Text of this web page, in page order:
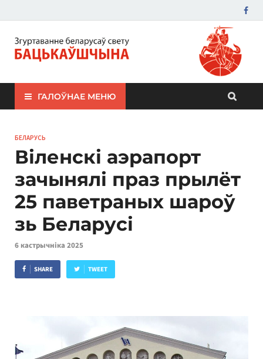
ЗБС "Бацькаўшчына"
ГАЛОЎНАЕ МЕНЮ
БЕЛАРУСЬ
Віленскі аэрапорт
зачынялі праз прылёт
25 паветраных шароў
зь Беларусі
6 кастрычніка 2025
SHARE TWEET